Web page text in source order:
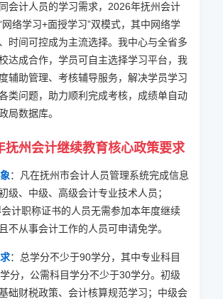
会计人员的学习需求， 2026年抚州会计
络学习+面授学习”双模式，其中网络学
时间可控成为主流选择。我中心与全省多
达成合作，学员可自主选择学习平台，我
辅助管理、考核辅导服务，解决学员学习
类问题，助力顺利完成考核，成绩单自动
局数据库。
抚州会计继续教育核心政策要求
：凡在抚州市会计人员管理系统完成信息
级、中级、高级会计专业技术人员；
计职称证书的人员无需参加本年度继续
不从事会计工作的人员可申请免学。
：总学分不少于90学分，其中专业科目
分，公需科目学分不少于30学分。初级
础财税政策、会计核算规范学习；中级会